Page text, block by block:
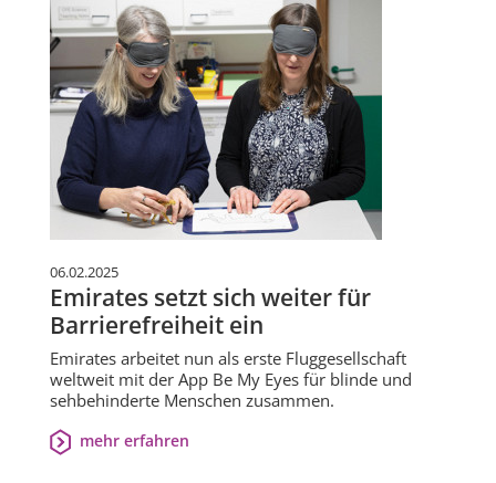
06.02.2025
Emirates setzt sich weiter für
Barrierefreiheit ein
Emirates arbeitet nun als erste Fluggesellschaft
weltweit mit der App Be My Eyes für blinde und
sehbehinderte Menschen zusammen.
mehr erfahren